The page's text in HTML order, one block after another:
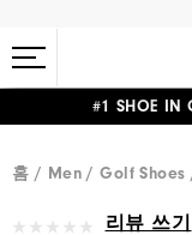
#1 SHOE
홈 Men Golf Shoes
리뷰 쓰기